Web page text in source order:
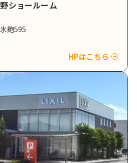
ショールーム
鉋595
HPはこちら